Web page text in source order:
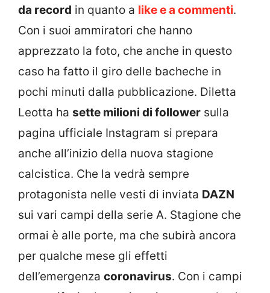
da record in quanto a like e a commenti.
Con i suoi ammiratori che hanno
apprezzato la foto, che anche in questo
caso ha fatto il giro delle bacheche in
pochi minuti dalla pubblicazione. Diletta
Leotta ha sette milioni di follower sulla
pagina ufficiale Instagram si prepara
anche all’inizio della nuova stagione
calcistica. Che la vedrà sempre
protagonista nelle vesti di inviata DAZN
sui vari campi della serie A. Stagione che
ormai è alle porte, ma che subirà ancora
per qualche mese gli effetti
dell’emergenza coronavirus. Con i campi